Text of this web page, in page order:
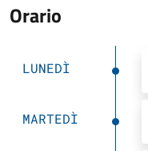
Orario
LUNEDÌ
MARTEDÌ